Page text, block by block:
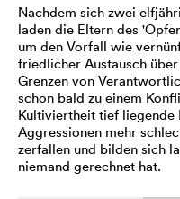
Nachdem sich zwei
laden die Eltern des
um den Vorfall wie
friedlicher Austausch
Grenzen von
schon bald zu einem
Kultiviertheit tief liegende
Aggressionen mehr
zerfallen und bilden sich
niemand gerechnet hat.